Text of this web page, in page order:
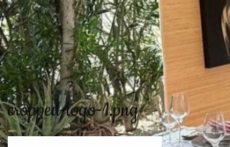
cropped-logo-1.png